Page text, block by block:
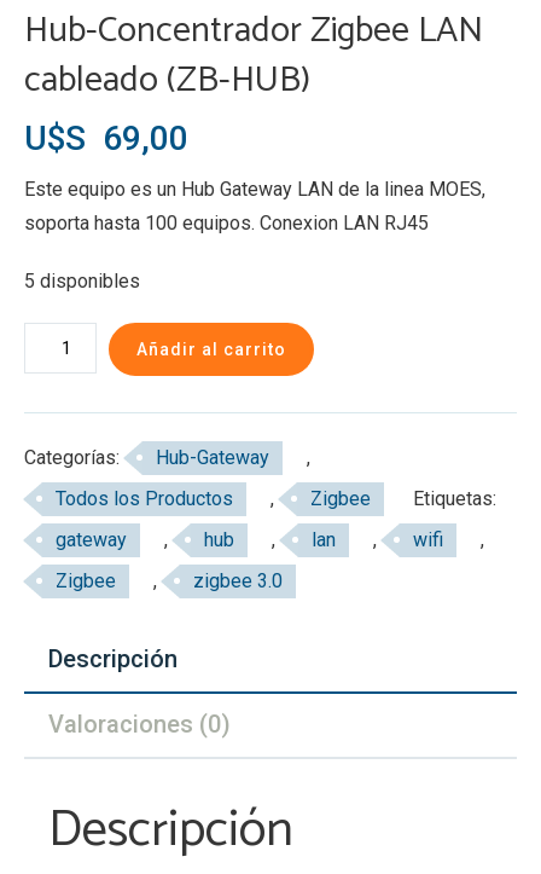
Hub-Concentrador Zigbee LAN
cableado (ZB-HUB)
U$S 69,00
Este equipo es un Hub Gateway LAN de la linea MOES,
soporta hasta 100 equipos. Conexion LAN RJ45
5 disponibles
Hub-
Concentrador
cableado
(ZB-
HUB)
cantidad
Añadir al carrito
Categorías: Hub-Gateway
,
Todos los Productos
, Zigbee
Etiquetas:
gateway
, hub , lan , wifi
,
Zigbee
, zigbee 3.0
Descripción
Valoraciones (0)
Descripción